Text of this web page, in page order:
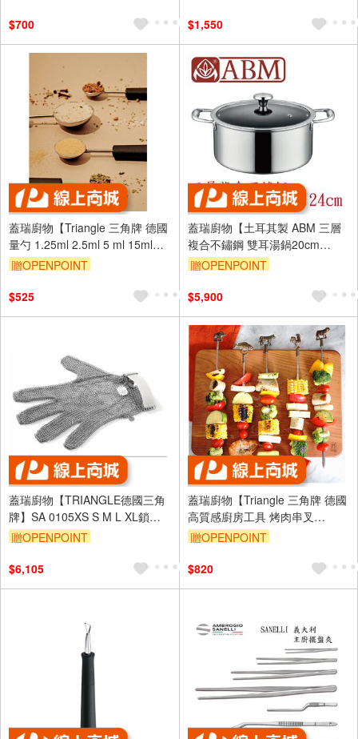
$700
$1,550
蓋瑞廚物【Triangle 三角牌 德國
量勺 1.25ml 2.5ml 5 ml 15ml】
量勺 咖啡量勺 咖啡豆匙
贈OPENPOINT
$525
蓋瑞廚物【土耳其製 ABM 三層
複合不鏽鋼 雙耳湯鍋20cm
24cm】全鍋三層複合不鏽鋼 煲
贈OPENPOINT
$5,900
蓋瑞廚物【TRIANGLE德國三角
牌】SA 0105XS S M L XL鎖鏈
手套 XS綠/S白/M紅/L紫/XL橘 號
贈OPENPOINT
$6,105
蓋瑞廚物【Triangle 三角牌 德國
高質感廚房工具 烤肉串叉
28CM】烤肉叉 不銹鋼叉子 黃銅
贈OPENPOINT
$820